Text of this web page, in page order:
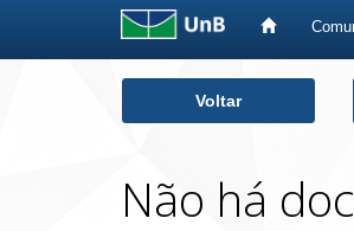
Voltar
Não há